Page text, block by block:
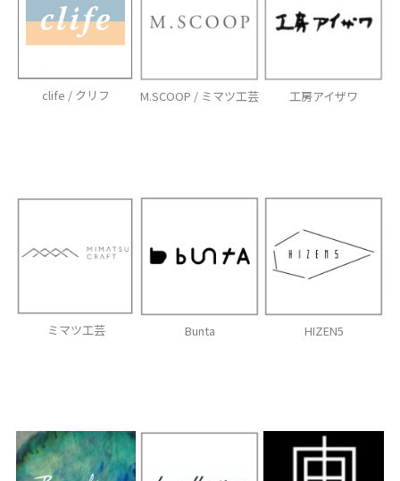
clife / クリフ M.SCOOP / ミマツ工芸 工房アイザワ
ミマツ工芸 Bunta HIZEN5